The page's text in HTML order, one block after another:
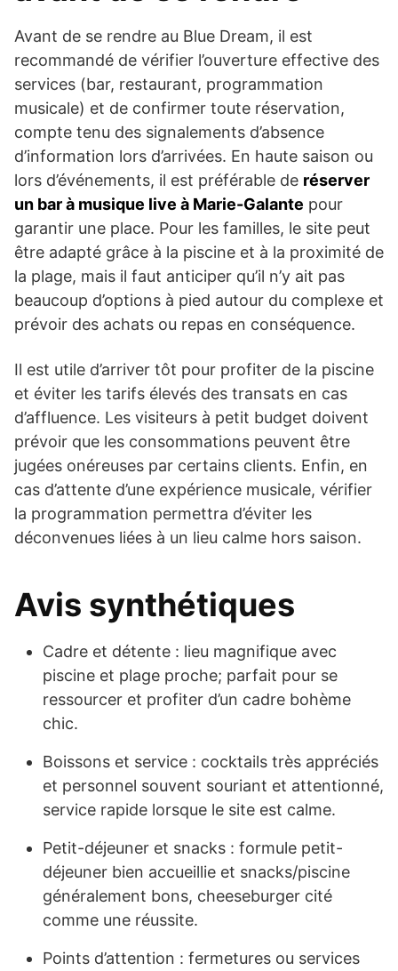
Avant de se rendre au Blue Dream, il est
recommandé de vérifier l’ouverture effective des
services (bar, restaurant, programmation
musicale) et de confirmer toute réservation,
compte tenu des signalements d’absence
d’information lors d’arrivées. En haute saison ou
lors d’événements, il est préférable de réserver
un bar à musique live à Marie-Galante pour
garantir une place. Pour les familles, le site peut
être adapté grâce à la piscine et à la proximité de
la plage, mais il faut anticiper qu’il n’y ait pas
beaucoup d’options à pied autour du complexe et
prévoir des achats ou repas en conséquence.
Il est utile d’arriver tôt pour profiter de la piscine
et éviter les tarifs élevés des transats en cas
d’affluence. Les visiteurs à petit budget doivent
prévoir que les consommations peuvent être
jugées onéreuses par certains clients. Enfin, en
cas d’attente d’une expérience musicale, vérifier
la programmation permettra d’éviter les
déconvenues liées à un lieu calme hors saison.
Avis synthétiques
Cadre et détente : lieu magnifique avec
piscine et plage proche; parfait pour se
ressourcer et profiter d’un cadre bohème
chic.
Boissons et service : cocktails très appréciés
et personnel souvent souriant et attentionné,
service rapide lorsque le site est calme.
Petit-déjeuner et snacks : formule petit-
déjeuner bien accueillie et snacks/piscine
généralement bons, cheeseburger cité
comme une réussite.
Points d’attention : fermetures ou services